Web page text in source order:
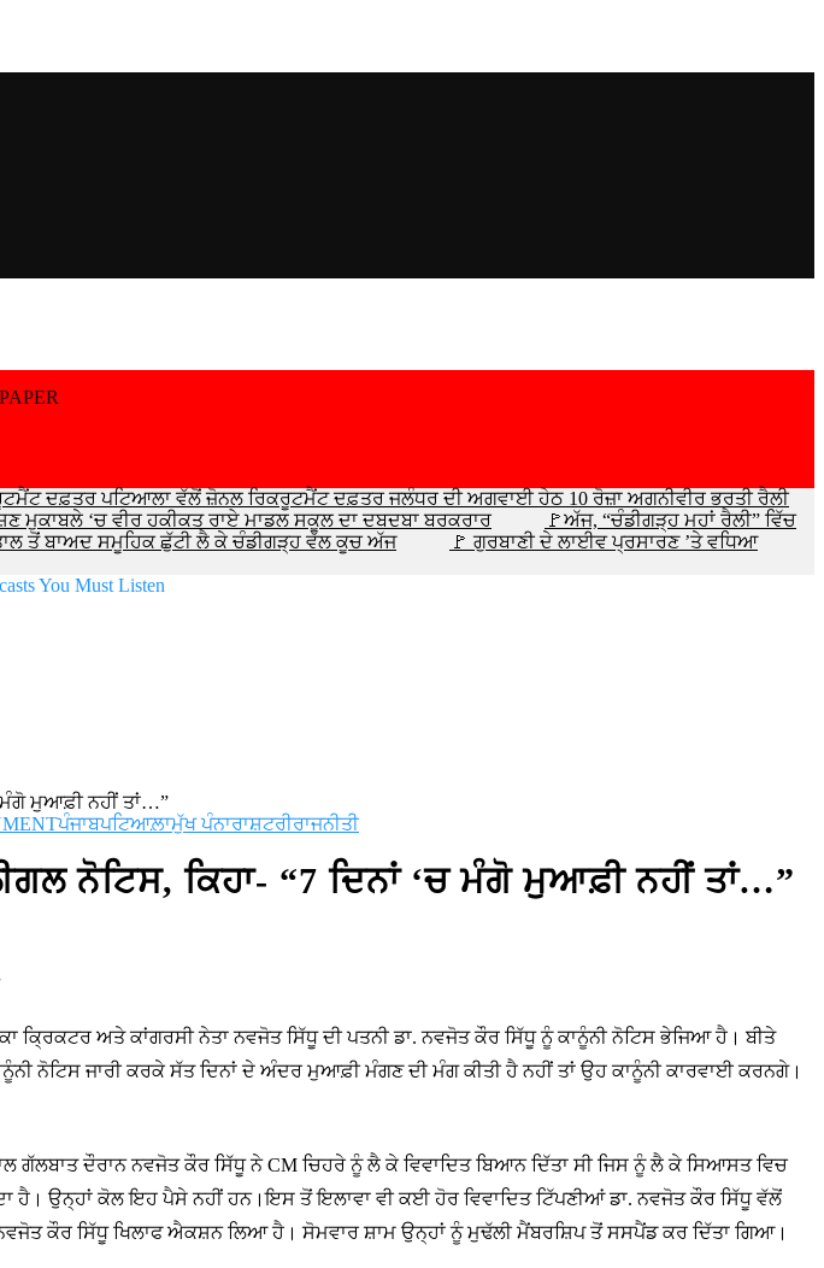
ਦਫ਼ਤਰ ਪਟਿਆਲਾ ਵੱਲੋਂ ਜ਼ੋਨਲ ਰਿਕਰੂਟਮੈਂਟ ਦਫ਼ਤਰ ਜਲੰਧਰ ਦੀ ਅਗਵਾਈ ਹੇਠ 10 ਰੋਜ਼ਾ ਅਗਨੀਵੀਰ ਭਰਤੀ ਰੈਲੀ
ਮੁਕਾਬਲੇ ‘ਚ ਵੀਰ ਹਕੀਕਤ ਰਾਏ ਮਾਡਲ ਸਕੂਲ ਦਾ ਦਬਦਬਾ ਬਰਕਰਾਰ
🚩ਅੱਜ, “ਚੰਡੀਗੜ੍ਹ ਮਹਾਂ ਰੈਲੀ” ਵਿੱਚ
ਤੋਂ ਬਾਅਦ ਸਮੂਹਿਕ ਛੁੱਟੀ ਲੈ ਕੇ ਚੰਡੀਗੜ੍ਹ ਵੱਲ ਕੂਚ ਅੱਜ
🚩 ਗੁਰਬਾਣੀ ਦੇ ਲਾਈਵ ਪ੍ਰਸਾਰਣ ’ਤੇ ਵਧਿਆ
ਮੰਗੋ ਮੁਆਫ਼ੀ ਨਹੀਂ ਤਾਂ…”
ਪੰਜਾਬਪਟਿਆਲ਼ਾਮੁੱਖ ਪੰਨਾਰਾਸ਼ਟਰੀਰਾਜਨੀਤੀ
ਨੋਟਿਸ, ਕਿਹਾ- “7 ਦਿਨਾਂ ‘ਚ ਮੰਗੋ ਮੁਆਫ਼ੀ ਨਹੀਂ ਤਾਂ…”
ਅਤੇ ਕਾਂਗਰਸੀ ਨੇਤਾ ਨਵਜੋਤ ਸਿੱਧੂ ਦੀ ਪਤਨੀ ਡਾ. ਨਵਜੋਤ ਕੌਰ ਸਿੱਧੂ ਨੂੰ ਕਾਨੂੰਨੀ ਨੋਟਿਸ ਭੇਜਿਆ ਹੈ। ਬੀਤੇ
ਨੋਟਿਸ ਜਾਰੀ ਕਰਕੇ ਸੱਤ ਦਿਨਾਂ ਦੇ ਅੰਦਰ ਮੁਆਫ਼ੀ ਮੰਗਣ ਦੀ ਮੰਗ ਕੀਤੀ ਹੈ ਨਹੀਂ ਤਾਂ ਉਹ ਕਾਨੂੰਨੀ ਕਾਰਵਾਈ ਕਰਨਗੇ।
ਗੱਲਬਾਤ ਦੌਰਾਨ ਨਵਜੋਤ ਕੌਰ ਸਿੱਧੂ ਨੇ CM ਚਿਹਰੇ ਨੂੰ ਲੈ ਕੇ ਵਿਵਾਦਿਤ ਬਿਆਨ ਦਿੱਤਾ ਸੀ ਜਿਸ ਨੂੰ ਲੈ ਕੇ ਸਿਆਸਤ ਵਿਚ
ਹੈ। ਉਨ੍ਹਾਂ ਕੋਲ ਇਹ ਪੈਸੇ ਨਹੀਂ ਹਨ।ਇਸ ਤੋਂ ਇਲਾਵਾ ਵੀ ਕਈ ਹੋਰ ਵਿਵਾਦਿਤ ਟਿੱਪਣੀਆਂ ਡਾ. ਨਵਜੋਤ ਕੌਰ ਸਿੱਧੂ ਵੱਲੋਂ
ਕੌਰ ਸਿੱਧੂ ਖਿਲਾਫ ਐਕਸ਼ਨ ਲਿਆ ਹੈ। ਸੋਮਵਾਰ ਸ਼ਾਮ ਉਨ੍ਹਾਂ ਨੂੰ ਮੁਢੱਲੀ ਮੈਂਬਰਸ਼ਿਪ ਤੋਂ ਸਸਪੈਂਡ ਕਰ ਦਿੱਤਾ ਗਿਆ।